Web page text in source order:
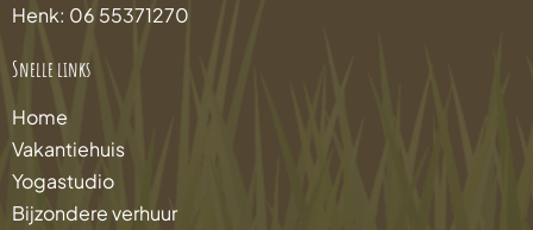
Henk: 06 55371270
Snelle links
Home
Vakantiehuis
Yogastudio
Bijzondere verhuur